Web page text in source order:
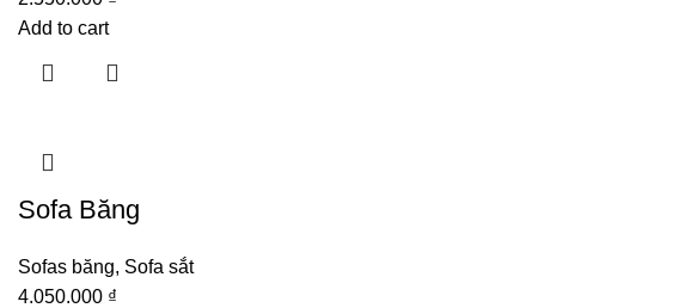
Add to cart
Sofa Băng
Sofas băng, Sofa sắt
4.050.000 ₫